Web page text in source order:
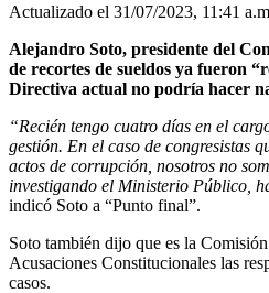
Actualizado el 31/07/2023, 11:41
Alejandro Soto, presidente del
de recortes de sueldos ya fueron
Directiva actual no podría hacer
“Recién tengo cuatro días en el
gestión. En el caso de congresistas
actos de corrupción, nosotros no
investigando el Ministerio Público,
indicó Soto a “Punto final”.
Soto también dijo que es la
Acusaciones Constitucionales las
casos.